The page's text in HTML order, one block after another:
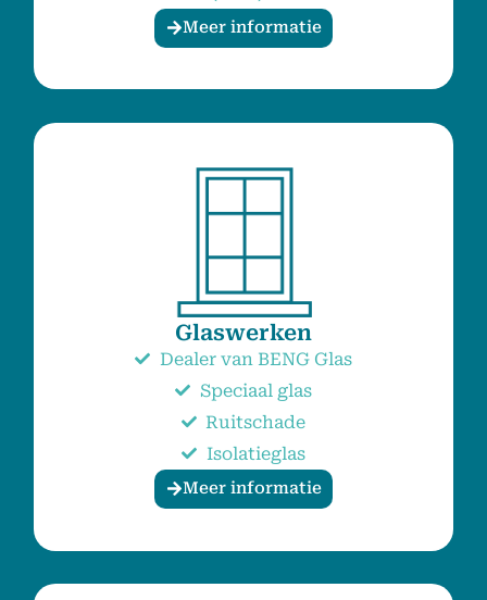
Meer informatie
Glaswerken
Dealer van BENG Glas
Speciaal glas
Ruitschade
Isolatieglas
Meer informatie